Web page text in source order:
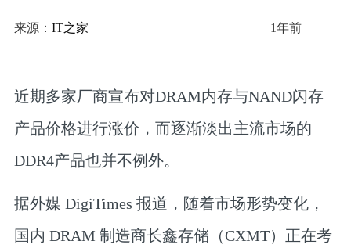
来源： IT之家 1年前
近期多家厂商宣布对DRAM内存与NAND闪存
产品价格进行涨价，而逐渐淡出主流市场的
DDR4产品也并不例外。
据外媒 DigiTimes 报道，随着市场形势变化，
国内 DRAM 制造商长鑫存储（CXMT）正在考